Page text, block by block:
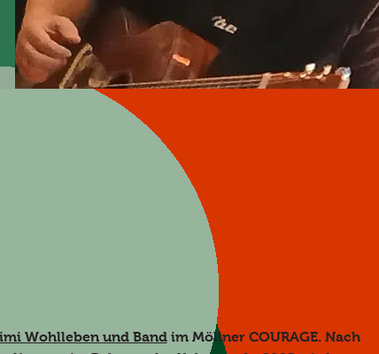
Wohlleben und Band im Möllner COURAGE. Nach